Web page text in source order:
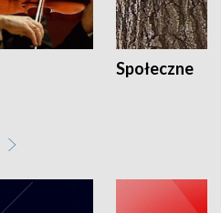
Społeczne